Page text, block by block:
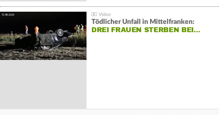
Tödlicher Unfall in Mittelfranken:
DREI FRAUEN STERBEN BEI…